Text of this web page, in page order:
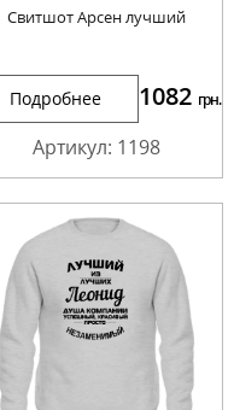
Свитшот Арсен лучший
Подробнее 1082 грн.
Артикул: 1198